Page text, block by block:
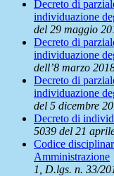
Decreto di
individuazione
del 29 maggio
Decreto di
individuazione
dell’8 marzo
Decreto di
individuazione
del 5 dicembre
Decreto di
5039 del 21
Codice
Amministrazione
1, D.lgs. n. 33/